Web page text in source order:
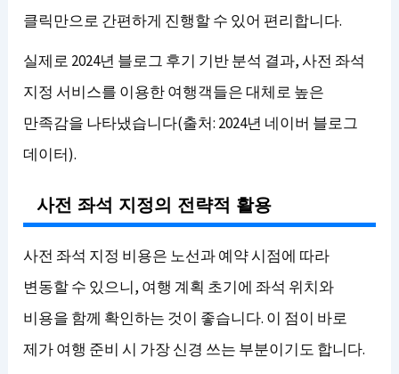
클릭만으로 간편하게 진행할 수 있어 편리합니다.
실제로 2024년 블로그 후기 기반 분석 결과, 사전 좌석
지정 서비스를 이용한 여행객들은 대체로 높은
만족감을 나타냈습니다(출처: 2024년 네이버 블로그
데이터).
사전 좌석 지정의 전략적 활용
사전 좌석 지정 비용은 노선과 예약 시점에 따라
변동할 수 있으니, 여행 계획 초기에 좌석 위치와
비용을 함께 확인하는 것이 좋습니다. 이 점이 바로
제가 여행 준비 시 가장 신경 쓰는 부분이기도 합니다.